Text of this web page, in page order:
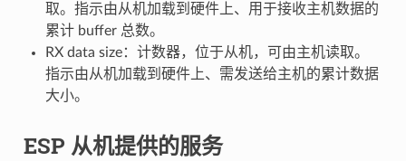
取。指示由从机加载到硬件上、用于接收主机数据的
累计 buffer 总数。
RX data size：计数器，位于从机，可由主机读取。
指示由从机加载到硬件上、需发送给主机的累计数据
大小。
ESP 从机提供的服务